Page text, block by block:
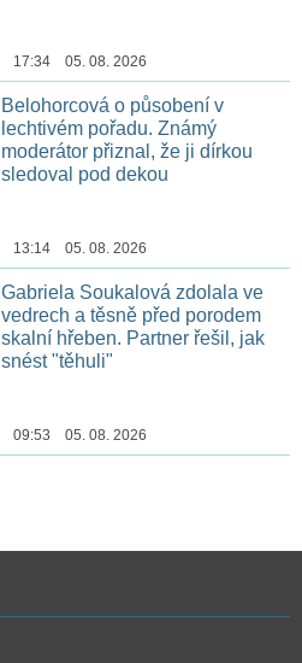
17:34 05. 08. 2026
Belohorcová o působení v
lechtivém pořadu. Známý
moderátor přiznal, že ji dírkou
sledoval pod dekou
13:14 05. 08. 2026
Gabriela Soukalová zdolala ve
vedrech a těsně před porodem
skalní hřeben. Partner řešil, jak
snést "těhuli"
09:53 05. 08. 2026